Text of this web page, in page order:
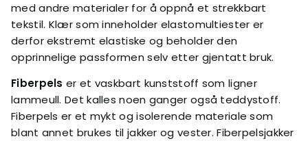
med andre materialer for å oppnå et strekkbart
tekstil. Klær som inneholder elastomultiester er
derfor ekstremt elastiske og beholder den
opprinnelige passformen selv etter gjentatt bruk.
Fiberpels er et vaskbart kunststoff som ligner
lammeull. Det kalles noen ganger også teddystoff.
Fiberpels er et mykt og isolerende materiale som
blant annet brukes til jakker og vester. Fiberpelsjakker